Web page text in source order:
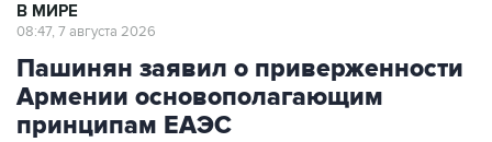
В МИРЕ
08:47, 7 августа 2026
Пашинян заявил о приверженности
Армении основополагающим
принципам ЕАЭС